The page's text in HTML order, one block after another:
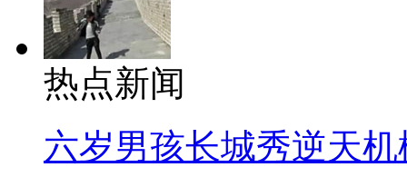
热点新闻
六岁男孩长城秀逆天机